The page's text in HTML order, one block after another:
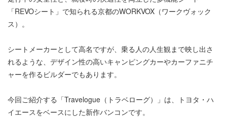
「REVOシート」で知られる京都のWORKVOX（ワークヴォック
ス）。
シートメーカーとして高名ですが、乗る人の人生観まで映し出さ
れるような、デザイン性の高いキャンピングカーやカーファニチ
ャーを作るビルダーでもあります。
今回ご紹介する「Travelogue（トラベローグ）」は、トヨタ・ハ
イエースをベースにした新作バンコンです。